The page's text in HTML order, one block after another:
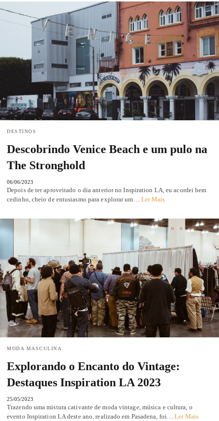
DESTINOS
Descobrindo Venice Beach e um pulo na
The Stronghold
06/06/2023
Depois de ter aproveitado o dia anterior no Inspiration LA, eu acordei bem
cedinho, cheio de entusiasmo para explorar um… Ler Mais
MODA MASCULINA
Explorando o Encanto do Vintage:
Destaques Inspiration LA 2023
25/05/2023
Trazendo uma mistura cativante de moda vintage, música e cultura, o
evento Inspiration LA deste ano, realizado em Pasadena, foi…Ler Mais